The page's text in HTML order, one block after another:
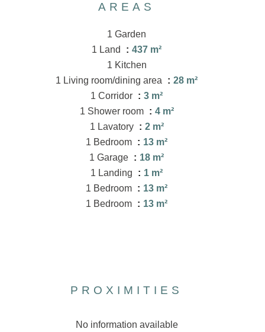
AREAS
1 Garden
1 Land
437 m²
1 Kitchen
1 Living room/dining area
28 m²
1 Corridor
3 m²
1 Shower room
4 m²
1 Lavatory
2 m²
1 Bedroom
13 m²
1 Garage
18 m²
1 Landing
1 m²
1 Bedroom
13 m²
1 Bedroom
13 m²
PROXIMITIES
No information available